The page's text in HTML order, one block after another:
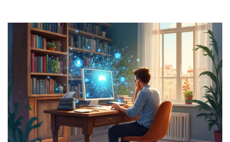
número um do mundo?